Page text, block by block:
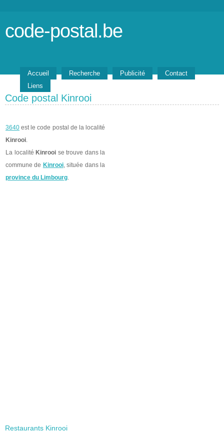
code-postal.be
Accueil Recherche Publicité
Contact
Liens
Code postal Kinrooi
3640 est le code postal de la localité
Kinrooi.
La localité Kinrooi se trouve dans la
commune de Kinrooi, située dans la
province du Limbourg.
Restaurants Kinrooi